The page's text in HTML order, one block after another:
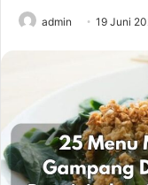
admin 19 Juni